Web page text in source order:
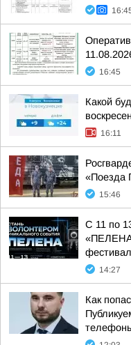
16:45
Какой
16:11
«Поезда
15:46
С 11 по
14:27
Как